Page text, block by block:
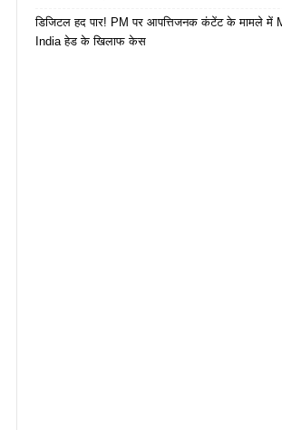
डिजिटल हद पार! PM पर आपत्तिजनक कंटेंट के मामले में
India हेड के खिलाफ केस